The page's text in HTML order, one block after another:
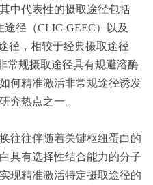
中代表性的摄取途径包括
径（CLIC-GEEC）以及
径，相较于经典摄取途径
常规摄取途径具有规避溶酶
何精准激活非常规途径诱发
究热点之一。
往往伴随着关键枢纽蛋白的
具有选择性结合能力的分子
现精准激活特定摄取途径的